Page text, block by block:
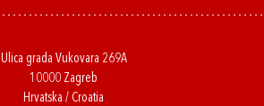
Ulica grada Vukovara 269A
10000 Zagreb
Hrvatska / Croatia